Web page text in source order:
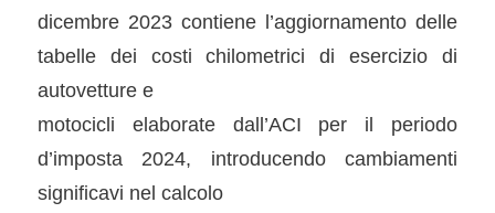
dicembre 2023 contiene l’aggiornamento delle
tabelle dei costi chilometrici di esercizio di
autovetture e
motocicli elaborate dall’ACI per il periodo
d’imposta 2024, introducendo cambiamenti
significavi nel calcolo